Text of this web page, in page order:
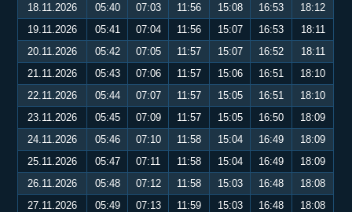
18.11.2026
05:40 07:03 11:56 15:08 16:53
18:12
19.11.2026
05:41 07:04 11:56 15:07 16:53
18:11
20.11.2026
05:42 07:05 11:57 15:07 16:52
18:11
21.11.2026
05:43 07:06 11:57 15:06 16:51
18:10
22.11.2026
05:44 07:07 11:57 15:05 16:51
18:10
23.11.2026
05:45 07:09 11:57 15:05 16:50
18:09
24.11.2026
05:46 07:10 11:58 15:04 16:49
18:09
25.11.2026
05:47 07:11 11:58 15:04 16:49
18:09
26.11.2026
05:48 07:12 11:58 15:03 16:48
18:08
27.11.2026
05:49 07:13 11:59 15:03 16:48
18:08